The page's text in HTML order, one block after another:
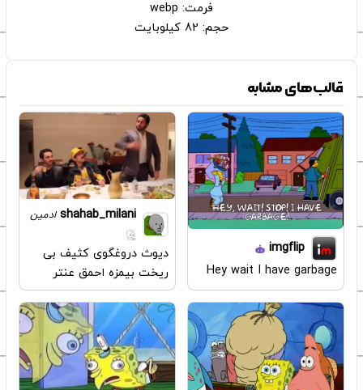
فرمت: webp
حجم: 82 کیلوبایت
قالب‌های مشابه
imgflip
Hey wait I have garbage
shahab_milani ادمین
دیوث دروغگوی کثیف بی
ریخت بیمزه احمق عنتر